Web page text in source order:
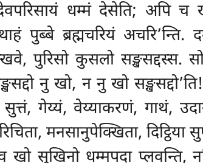
देवपरिसायं धम्मं देसेति; अपि
पुब्बे ब्रह्मचरियं
पुरिसो कुसलो सङ्खसद्दस्स.
नु खो, न नु खो
सुत्तं, गेय्यं, वेय्याकरणं, गाथं,
मनसानुपेक्खिता,
सुखिनो धम्मपदा प्लवन्ति,